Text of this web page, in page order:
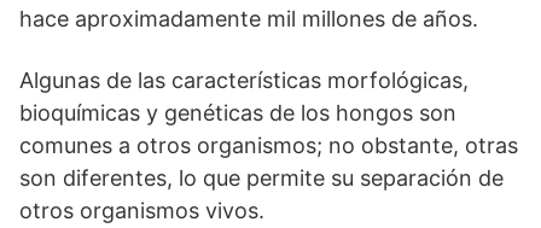
hace aproximadamente mil millones de años.
Algunas de las características morfológicas,
bioquímicas y genéticas de los hongos son
comunes a otros organismos; no obstante, otras
son diferentes, lo que permite su separación de
otros organismos vivos.